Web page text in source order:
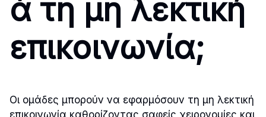
ά τη μη λεκτική
επικοινωνία;
Οι ομάδες μπορούν να εφαρμόσουν τη μη λεκτική